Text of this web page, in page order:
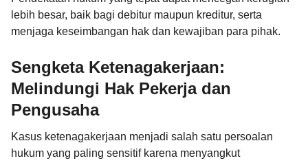
lebih besar, baik bagi debitur maupun kreditur, serta
menjaga keseimbangan hak dan kewajiban para pihak.
Sengketa Ketenagakerjaan:
Melindungi Hak Pekerja dan
Pengusaha
Kasus ketenagakerjaan menjadi salah satu persoalan
hukum yang paling sensitif karena menyangkut